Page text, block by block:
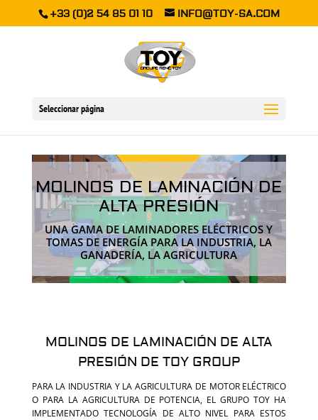
+33 (0)2 54 85 01 10 INFO@TOY-SA.COM
Seleccionar página
MOLINOS DE LAMINACIÓN DE
ALTA PRESIÓN
UNA GAMA DE LAMINADORES ELÉCTRICOS Y
TOMAS DE ENERGÍA PARA LA INDUSTRIA, LA
GANADERÍA, LA AGRICULTURA
MOLINOS DE LAMINACIÓN DE ALTA
PRESIÓN DE TOY GROUP
PARA LA INDUSTRIA Y LA AGRICULTURA DE MOTOR ELÉCTRICO
O PARA LA AGRICULTURA DE POTENCIA, EL GRUPO TOY HA
IMPLEMENTADO TECNOLOGÍA DE ALTO NIVEL PARA ESTOS